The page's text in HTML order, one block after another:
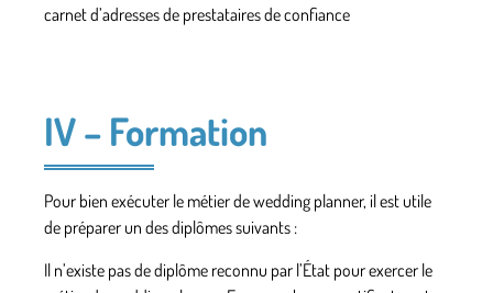
carnet d’adresses de prestataires de confiance
IV – Formation
Pour bien exécuter le métier de wedding planner, il est utile
de préparer un des diplômes suivants :
Il n’existe pas de diplôme reconnu par l’État pour exercer le